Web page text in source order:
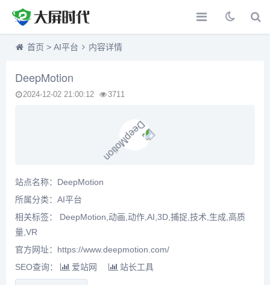
首页 > AI平台 内容详情
DeepMotion
2024-12-02 21:00:12 3711
站点名称：DeepMotion
所属分类： AI平台
相关标签： DeepMotion,动画,动作,AI,3D,捕捉,技术,生成,高质
量,VR
官方网址：https://www.deepmotion.com/
SEO查询：
爱站网 站长工具